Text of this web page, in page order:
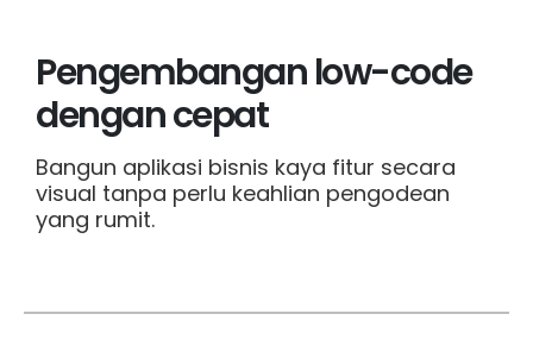
Pengembangan low-code
dengan cepat
Bangun aplikasi bisnis kaya fitur secara
visual tanpa perlu keahlian pengodean
yang rumit.